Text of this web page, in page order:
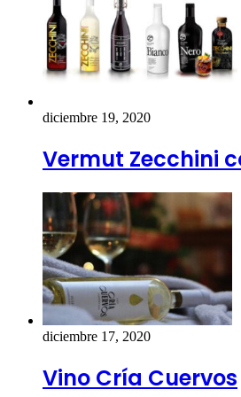
diciembre 19, 2020
Vermut Zecchini
diciembre 17, 2020
Vino Cría Cuervos